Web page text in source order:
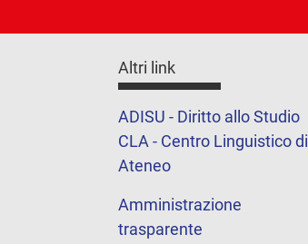
Altri link
ADISU - Diritto allo Studio
CLA - Centro Linguistico di
Ateneo
Amministrazione
trasparente